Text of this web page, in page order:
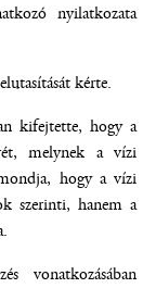
nyilatkozata
kérte.
kifejtette, hogy a
melynek a vízi
hogy a vízi
szerinti, hanem a
vonatkozásában